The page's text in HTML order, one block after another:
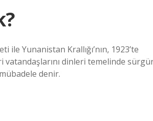
Yunanistan Krallığı’nın, 1923’te
vatandaşlarını dinleri temelinde
denir.